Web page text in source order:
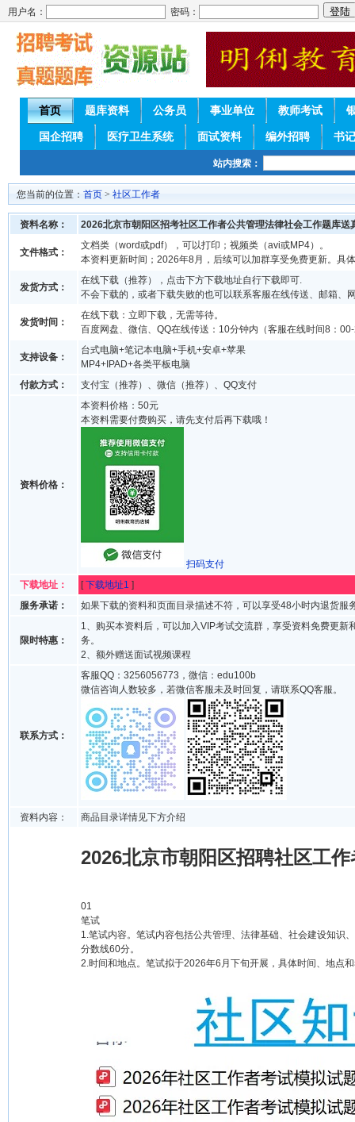
用户名： 密码：
首页 题库资料 公务员 事业单位 教师考试
国企招聘 医疗卫生系统 面试资料 编外招聘 书
站内搜索：
您当前的位置： 首页 > 社区工作者
资料名称： 2026北京市朝阳区招考社区工作者公共管理法律社会工作题库送
文件格式：
文档类（word或pdf），可以打印；视频类（avi或MP4）。
本资料更新时间；2026年8月，后续可以加群享受免费更新。具
发货方式：
在线下载（推荐），点击下方下载地址自行下载即可.
不会下载的，或者下载失败的也可以联系客服在线传送、邮箱、
发货时间：
在线下载：立即下载，无需等待。
百度网盘、微信、QQ在线传送：10分钟内（客服在线时间8：
支持设备：
台式电脑+笔记本电脑+手机+安卓+苹果
MP4+IPAD+各类平板电脑
付款方式：
支付宝（推荐）、微信（推荐）、QQ支付
资料价格：
本资料价格：50元
本资料需要付费购买，请先支付后再下载哦！
扫码支付
下载地址：
[下载地址1 ]
服务承诺：
如果下载的资料和页面目录描述不符，可以享受48小时内退货服
限时特惠：
1、购买本资料后，可以加入VIP考试交流群，享受资料免费更新
务。
2、额外赠送面试视频课程
联系方式：
客服QQ：3256056773，微信：edu100b
微信咨询人数较多，若微信客服未及时回复，请联系QQ客服。
资料内容： 商品目录详情见下方介绍
2026北京市朝阳区招聘社区工
01
笔试
1.笔试内容。笔试内容包括公共管理、法律基础、社会建设知识
分数线60分。
2.时间和地点。笔试拟于2026年6月下旬开展，具体时间、地点